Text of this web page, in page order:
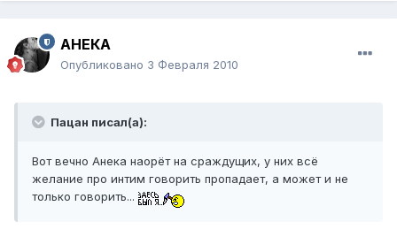
АНЕКА
Опубликовано 3 Февраля 2010
Пацан писал(а):
Вот вечно Анека наорёт на сраждущих, у них всё
желание про интим говорить пропадает, а может и не
только говорить...